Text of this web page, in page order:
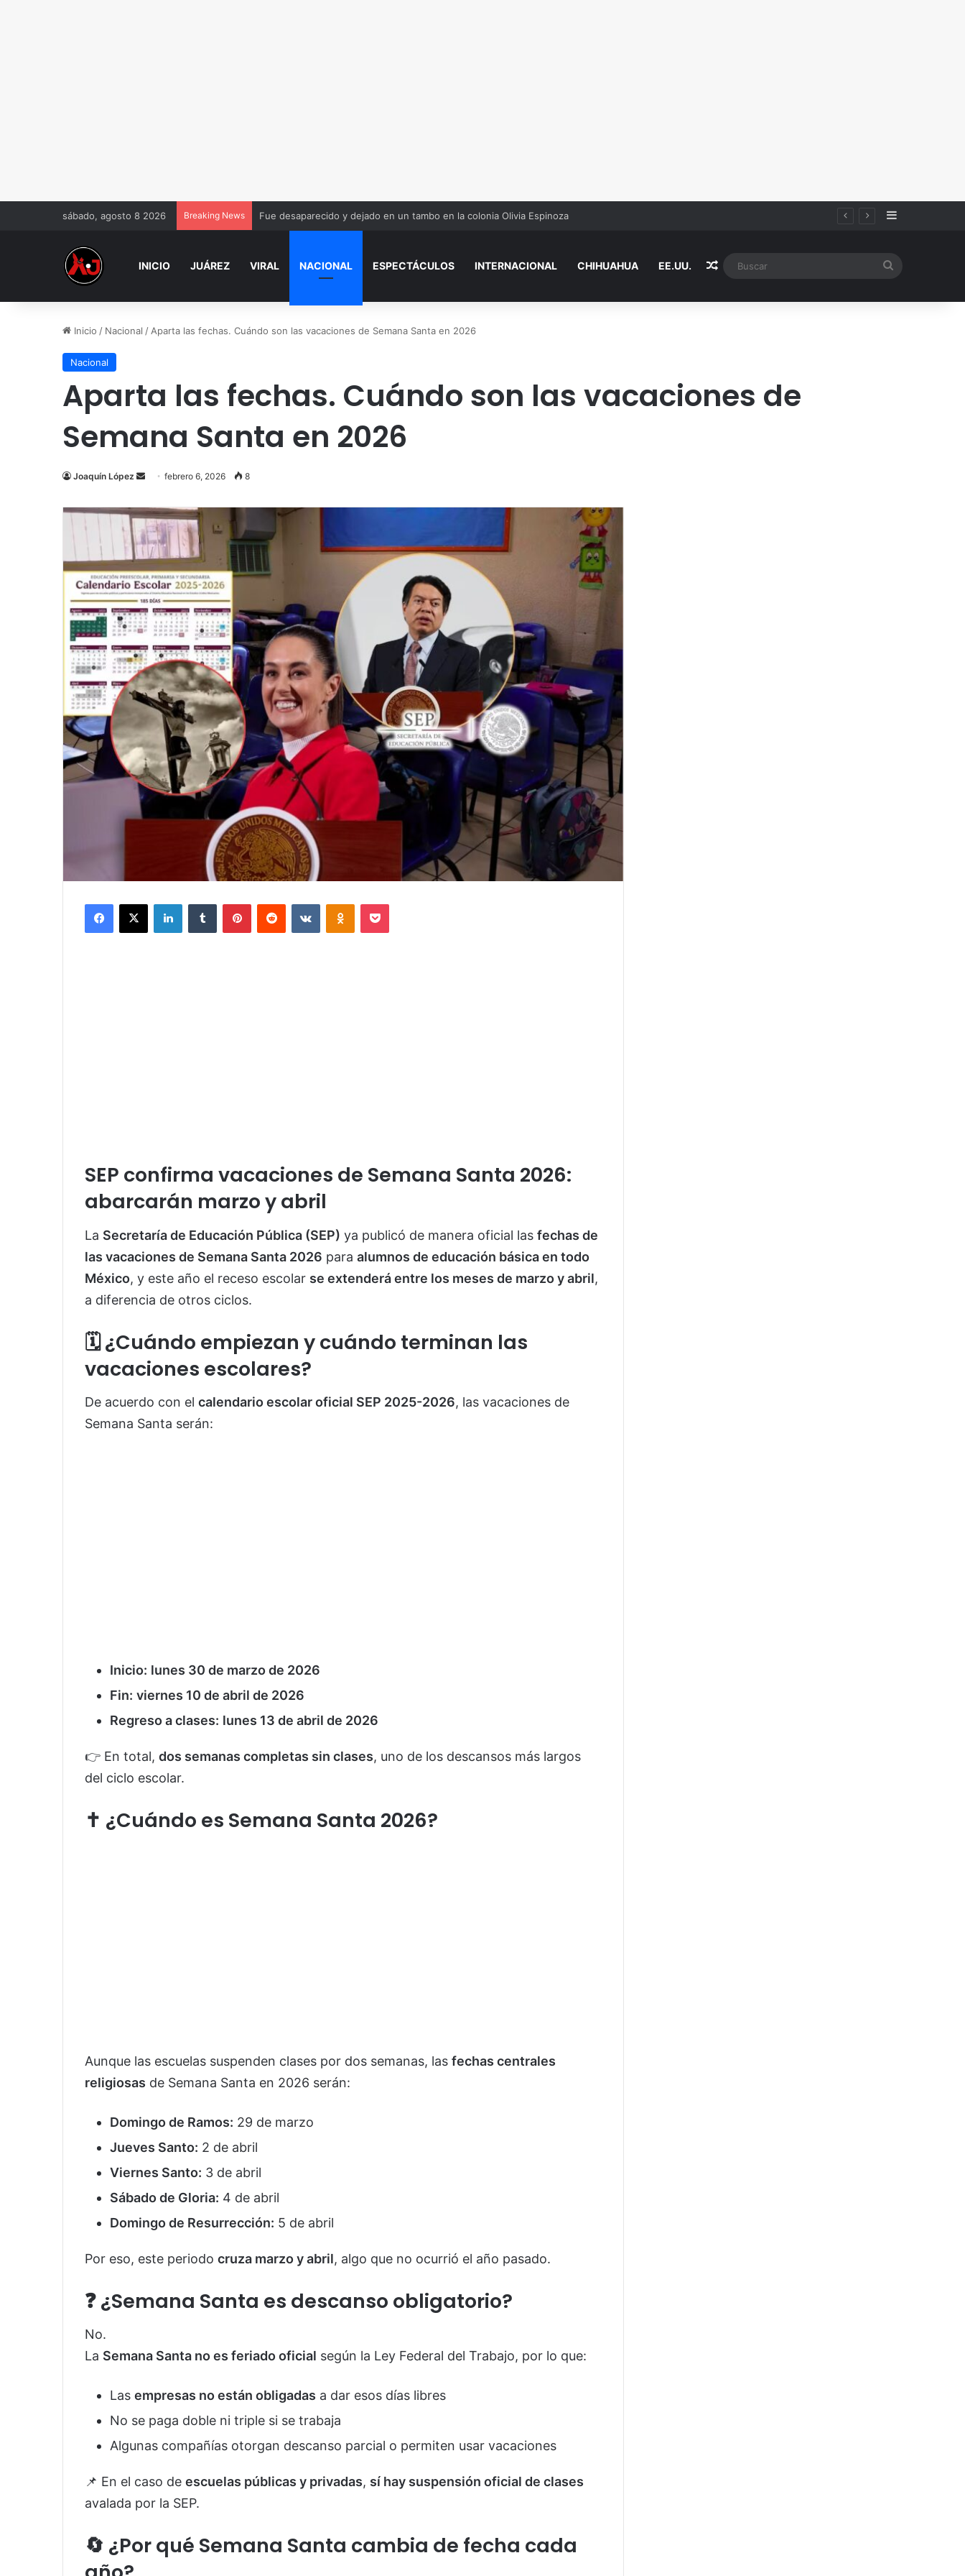
sábado, agosto 8 2026 Breaking News Fue desaparecido y dejado en un tambo en la colonia Olivia Espinoza Sidebar
INICIO JUÁREZ VIRAL NACIONAL ESPECTÁCULOS INTERNACIONAL CHIHUAHUA EE.UU. Random Article
Inicio / Nacional / Aparta las fechas. Cuándo son las vacaciones de Semana Santa en 2026
Nacional
Aparta las fechas. Cuándo son las vacaciones de
Semana Santa en 2026
Joaquín López
Send
email
febrero 6, 2026 8
Facebook
X LinkedInTumblr PinterestReddit VKontakteOdnoklassniki
Pocket
SEP confirma vacaciones de Semana Santa 2026:
abarcarán marzo y abril
La Secretaría de Educación Pública (SEP) ya publicó de manera oficial las fechas de
las vacaciones de Semana Santa 2026 para alumnos de educación básica en todo
México, y este año el receso escolar se extenderá entre los meses de marzo y abril,
a diferencia de otros ciclos.
🗓️ ¿Cuándo empiezan y cuándo terminan las
vacaciones escolares?
De acuerdo con el calendario escolar oficial SEP 2025-2026, las vacaciones de
Semana Santa serán:
Inicio: lunes 30 de marzo de 2026
Fin: viernes 10 de abril de 2026
Regreso a clases: lunes 13 de abril de 2026
👉 En total, dos semanas completas sin clases, uno de los descansos más largos
del ciclo escolar.
✝️ ¿Cuándo es Semana Santa 2026?
Aunque las escuelas suspenden clases por dos semanas, las fechas centrales
religiosas de Semana Santa en 2026 serán:
Domingo de Ramos: 29 de marzo
Jueves Santo: 2 de abril
Viernes Santo: 3 de abril
Sábado de Gloria: 4 de abril
Domingo de Resurrección: 5 de abril
Por eso, este periodo cruza marzo y abril, algo que no ocurrió el año pasado.
❓ ¿Semana Santa es descanso obligatorio?
No.
La Semana Santa no es feriado oficial según la Ley Federal del Trabajo, por lo que:
Las empresas no están obligadas a dar esos días libres
No se paga doble ni triple si se trabaja
Algunas compañías otorgan descanso parcial o permiten usar vacaciones
📌 En el caso de escuelas públicas y privadas, sí hay suspensión oficial de clases
avalada por la SEP.
🔄 ¿Por qué Semana Santa cambia de fecha cada